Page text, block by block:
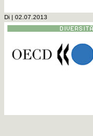
Di | 02.07.2013